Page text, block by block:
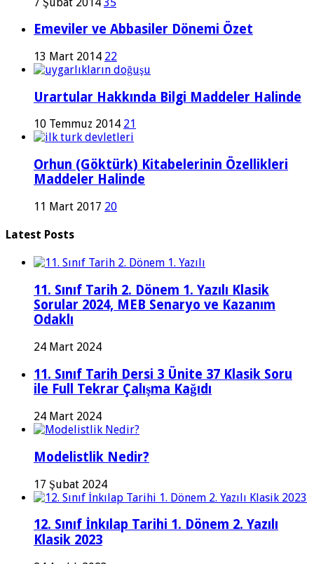
Emeviler ve Abbasiler Dönemi Özet
13 Mart 2014 22
Urartular Hakkında Bilgi Maddeler Halinde
10 Temmuz 2014 21
Orhun (Göktürk) Kitabelerinin Özellikleri
Maddeler Halinde
11 Mart 2017 20
Latest Posts
11. Sınıf Tarih 2. Dönem 1. Yazılı Klasik
Sorular 2024, MEB Senaryo ve Kazanım
Odaklı
24 Mart 2024
11. Sınıf Tarih Dersi 3 Ünite 37 Klasik Soru
ile Full Tekrar Çalışma Kağıdı
24 Mart 2024
Modelistlik Nedir?
17 Şubat 2024
12. Sınıf İnkılap Tarihi 1. Dönem 2. Yazılı
Klasik 2023